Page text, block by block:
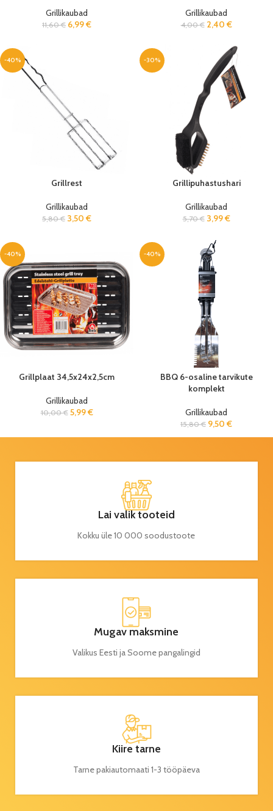
Grillikaubad
11,60€ 6,99€
Grillikaubad
4,00€ 2,40 €
-40%
Grillrest
Grillikaubad
5,80€ 3,50 €
-30%
Grillipuhastushari
Grillikaubad
5,70€ 3,99€
-40%
Grillplaat 34,5x24x2,5cm
Grillikaubad
10,00€ 5,99€
-40%
BBQ 6-osaline tarvikute
komplekt
Grillikaubad
15,80€ 9,50 €
Lai valik tooteid
Kokku üle 10 000 soodustoote
Mugav maksmine
Valikus Eesti ja Soome pangalingid
Kiire tarne
Tarne pakiautomaati 1-3 tööpäeva